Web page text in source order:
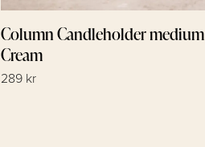
Column Candleholder medium
Cream
289 kr